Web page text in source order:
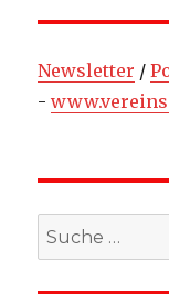
Newsletter /
-
Suche
nach: